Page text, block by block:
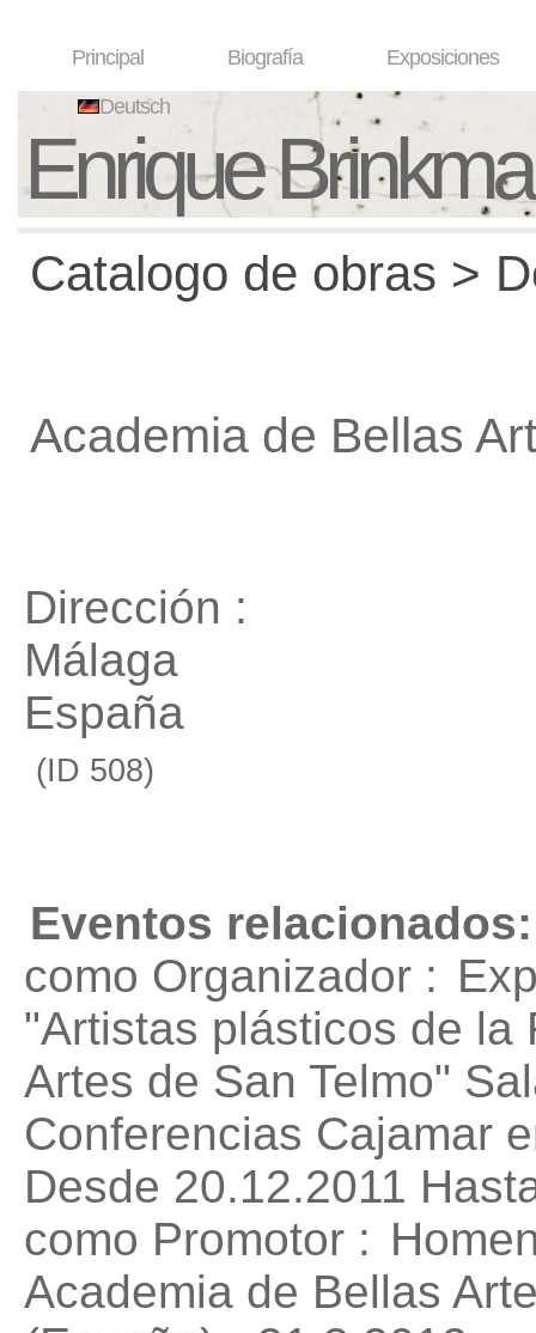
Principal Biografía Exposiciones
Deutsch
Enrique
Catalogo de obras >
Academia de Bellas
Dirección :
Málaga
España
(ID 508)
Eventos relacionados:
como Organizador :
"Artistas plásticos de la
Artes de San Telmo"
Conferencias Cajamar
Desde 20.12.2011
como Promotor :
Academia de Bellas